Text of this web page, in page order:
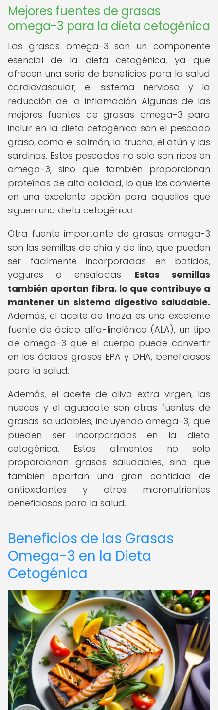
Mejores fuentes de grasas
omega-3 para la dieta cetogénica
Las grasas omega-3 son un componente
esencial de la dieta cetogénica, ya que
ofrecen una serie de beneficios para la salud
cardiovascular, el sistema nervioso y la
reducción de la inflamación. Algunas de las
mejores fuentes de grasas omega-3 para
incluir en la dieta cetogénica son el pescado
graso, como el salmón, la trucha, el atún y las
sardinas. Estos pescados no solo son ricos en
omega-3, sino que también proporcionan
proteínas de alta calidad, lo que los convierte
en una excelente opción para aquellos que
siguen una dieta cetogénica.
Otra fuente importante de grasas omega-3
son las semillas de chía y de lino, que pueden
ser fácilmente incorporadas en batidos,
yogures o ensaladas. Estas semillas
también aportan fibra, lo que contribuye a
mantener un sistema digestivo saludable.
Además, el aceite de linaza es una excelente
fuente de ácido alfa-linolénico (ALA), un tipo
de omega-3 que el cuerpo puede convertir
en los ácidos grasos EPA y DHA, beneficiosos
para la salud.
Además, el aceite de oliva extra virgen, las
nueces y el aguacate son otras fuentes de
grasas saludables, incluyendo omega-3, que
pueden ser incorporadas en la dieta
cetogénica. Estos alimentos no solo
proporcionan grasas saludables, sino que
también aportan una gran cantidad de
antioxidantes y otros micronutrientes
beneficiosos para la salud.
Beneficios de las Grasas
Omega-3 en la Dieta
Cetogénica